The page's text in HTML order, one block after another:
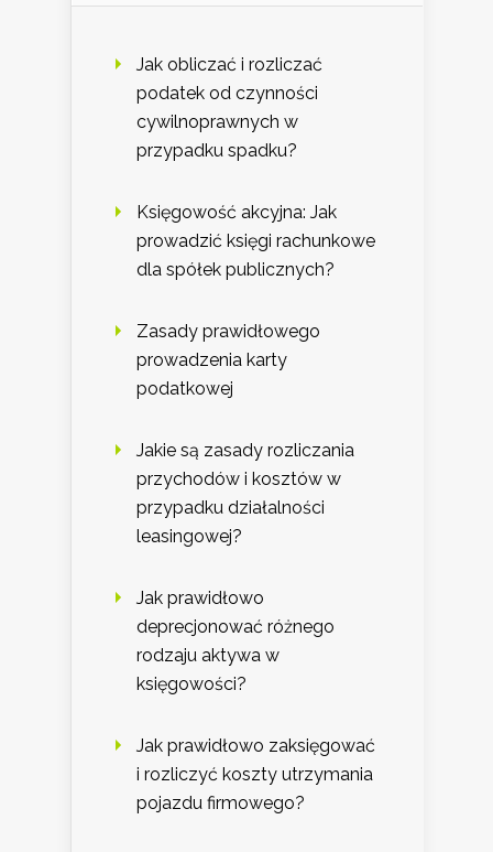
Jak obliczać i rozliczać
podatek od czynności
cywilnoprawnych w
przypadku spadku?
Księgowość akcyjna: Jak
prowadzić księgi rachunkowe
dla spółek publicznych?
Zasady prawidłowego
prowadzenia karty
podatkowej
Jakie są zasady rozliczania
przychodów i kosztów w
przypadku działalności
leasingowej?
Jak prawidłowo
deprecjonować różnego
rodzaju aktywa w
księgowości?
Jak prawidłowo zaksięgować
i rozliczyć koszty utrzymania
pojazdu firmowego?